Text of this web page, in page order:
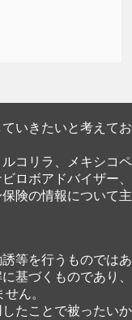
いきたいと考えてお
コリラ、メキシコペ
ロボアドバイザー、
険の情報について主
等を行うものではあ
基づくものであり、
ん。
たことで被ったいか